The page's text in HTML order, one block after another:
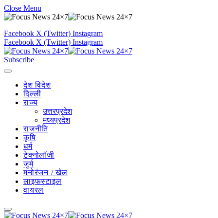
Close Menu
Facebook X (Twitter) Instagram
Facebook X (Twitter) Instagram
Subscribe
देश विदेश
दिल्ली
राज्य
उत्तरप्रदेश
मध्यप्रदेश
राजनीति
कृषि
धर्म
टेक्नोलॉजी
जुर्म
मनोरंजन / खेल
लाइफस्टाइल
वायरल